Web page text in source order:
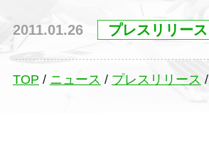
2011.01.26 プレスリリース
TOP / ニュース / プレスリリース /